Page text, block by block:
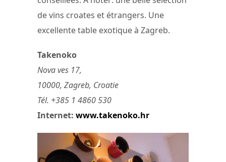
de vins croates et étrangers. Une
excellente table exotique à Zagreb.
Takenoko
Nova ves 17,
10000, Zagreb, Croatie
Tél. +385 1 4860 530
Internet: www.takenoko.hr